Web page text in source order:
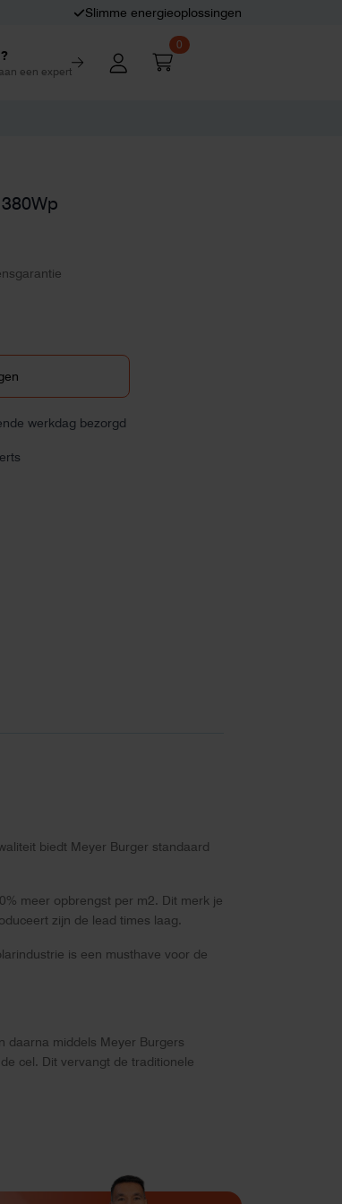
Slimme energieoplossingen
een expert
0
werkdag bezorgd
biedt Meyer Burger standaard
meer opbrengst per m2. Dit merk je
zijn de lead times laag.
is een musthave voor de
daarna middels Meyer Burgers
cel. Dit vervangt de traditionele